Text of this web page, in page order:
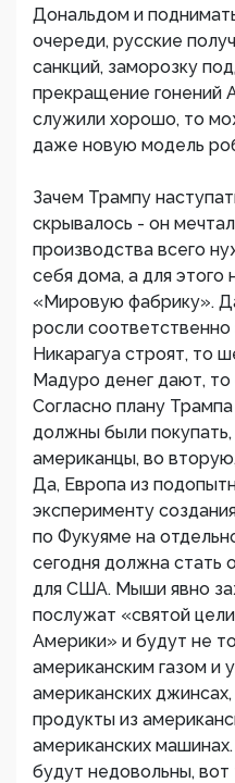
Дональдом и
очереди, русские
санкций, заморозку
прекращение гонений
служили хорошо, то
даже новую модель
Зачем Трампу
скрывалось - он
производства всего
себя дома, а для
«Мировую фабрику».
росли соответственно
Никарагуа строят, то
Мадуро денег дают,
Согласно плану
должны были
американцы, во
Да, Европа из
эксперименту
по Фукуяме на
сегодня должна стать
для США. Мыши явно
послужат «святой
Америки» и будут не
американским газом и
американских
продукты из
американских
будут недовольны,